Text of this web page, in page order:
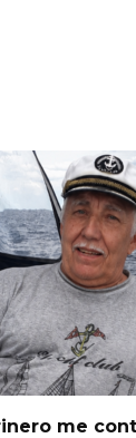
me